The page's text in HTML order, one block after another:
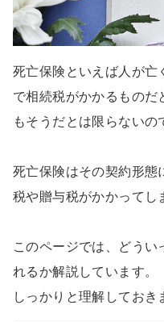
死亡保険といえば人が亡
で相続税がかかるものだ
もそうだとは限らないの
死亡保険はその契約形態
税や贈与税がかかってし
このページでは、どうい
れるか解説しています。
しっかりと理解しておき